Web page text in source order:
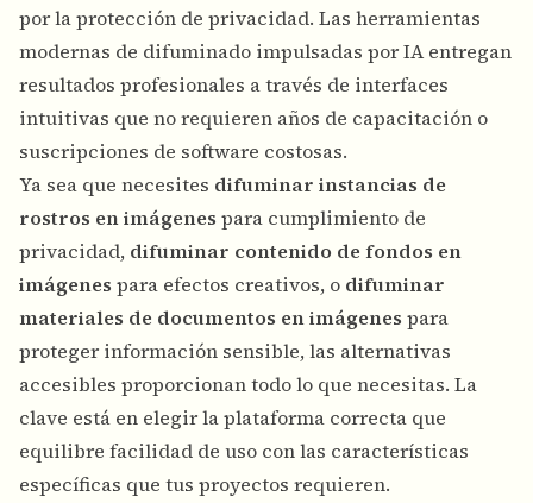
por la protección de privacidad. Las herramientas
modernas de difuminado impulsadas por IA entregan
resultados profesionales a través de interfaces
intuitivas que no requieren años de capacitación o
suscripciones de software costosas.
Ya sea que necesites difuminar instancias de
rostros en imágenes para cumplimiento de
privacidad, difuminar contenido de fondos en
imágenes para efectos creativos, o difuminar
materiales de documentos en imágenes para
proteger información sensible, las alternativas
accesibles proporcionan todo lo que necesitas. La
clave está en elegir la plataforma correcta que
equilibre facilidad de uso con las características
específicas que tus proyectos requieren.